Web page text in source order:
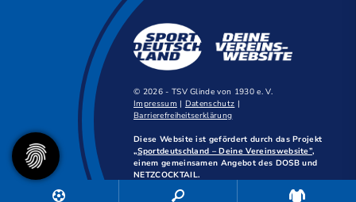
© 2026 - TSV Glinde von 1930 e. V.
Impressum | Datenschutz |
Barrierefreiheitserklärung
Diese Website ist gefördert durch das Projekt
„Sportdeutschland – Deine Vereinswebsite”,
einem gemeinsamen Angebot des DOSB und
NETZCOCKTAIL.